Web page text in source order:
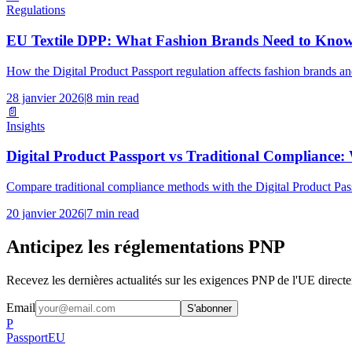
Regulations
EU Textile DPP: What Fashion Brands Need to
How the Digital Product Passport regulation affects fashion brands
28 janvier 2026|8 min read
📄
Insights
Digital Product Passport vs Traditional Compliance:
Compare traditional compliance methods with the Digital Product
20 janvier 2026|7 min read
Anticipez les réglementations PNP
Recevez les dernières actualités sur les exigences PNP de l'UE
Email S'abonner
P
PassportEU